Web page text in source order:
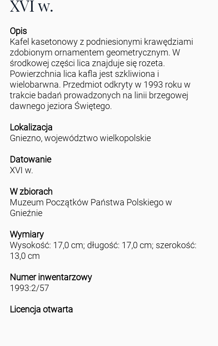
XVI w.
Opis
Kafel kasetonowy z podniesionymi krawędziami
zdobionym ornamentem geometrycznym. W
środkowej części lica znajduje się rozeta.
Powierzchnia lica kafla jest szkliwiona i
wielobarwna. Przedmiot odkryty w 1993 roku w
trakcie badań prowadzonych na linii brzegowej
dawnego jeziora Świętego.
Lokalizacja
Gniezno, województwo wielkopolskie
Datowanie
XVI w.
W zbiorach
Muzeum Początków Państwa Polskiego w
Gnieźnie
Wymiary
Wysokość: 17,0 cm; długość: 17,0 cm; szerokość:
13,0 cm
Numer inwentarzowy
1993:2/57
Licencja otwarta